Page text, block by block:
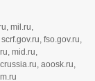
mil.ru,
fso.gov.ru,
mid.ru,
aoosk.ru,